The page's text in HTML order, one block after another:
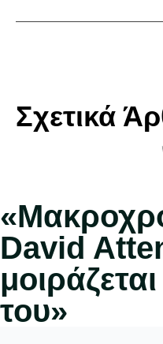
Σχετικά
David
του»